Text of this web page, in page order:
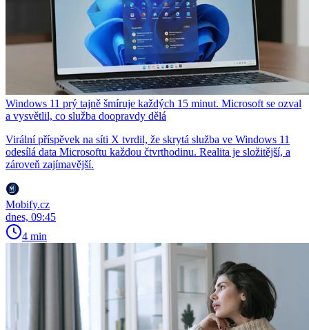
Windows 11 prý tajně šmíruje každých 15 minut. Microsoft se ozval
a vysvětlil, co služba doopravdy dělá
Virální příspěvek na síti X tvrdil, že skrytá služba ve Windows 11
odesílá data Microsoftu každou čtvrthodinu. Realita je složitější, a
zároveň zajímavější.
Mobify.cz
dnes, 09:45
4 min